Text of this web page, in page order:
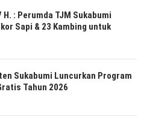
H. : Perumda TJM Sukabumi
Sapi & 23 Kambing untuk
Sukabumi Luncurkan Program
Tahun 2026